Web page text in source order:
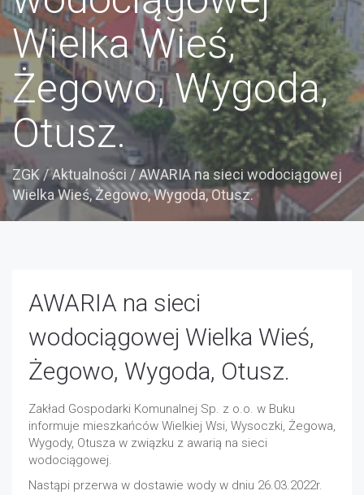
Wielka Wieś,
Żegowo, Wygoda,
Otusz.
ZGK/Aktualności /AWARIA na sieci wodociągowej
Wielka Wieś, Żegowo, Wygoda, Otusz.
AWARIA na sieci
wodociągowej Wielka Wieś,
Żegowo, Wygoda, Otusz.
Zakład Gospodarki Komunalnej Sp. z o.o. w Buku
informuje mieszkańców Wielkiej Wsi, Wysoczki, Żegowa,
Wygody, Otusza w związku z awarią na sieci
wodociągowej.
Nastąpi przerwa w dostawie wody w dniu 26.03.2022r.